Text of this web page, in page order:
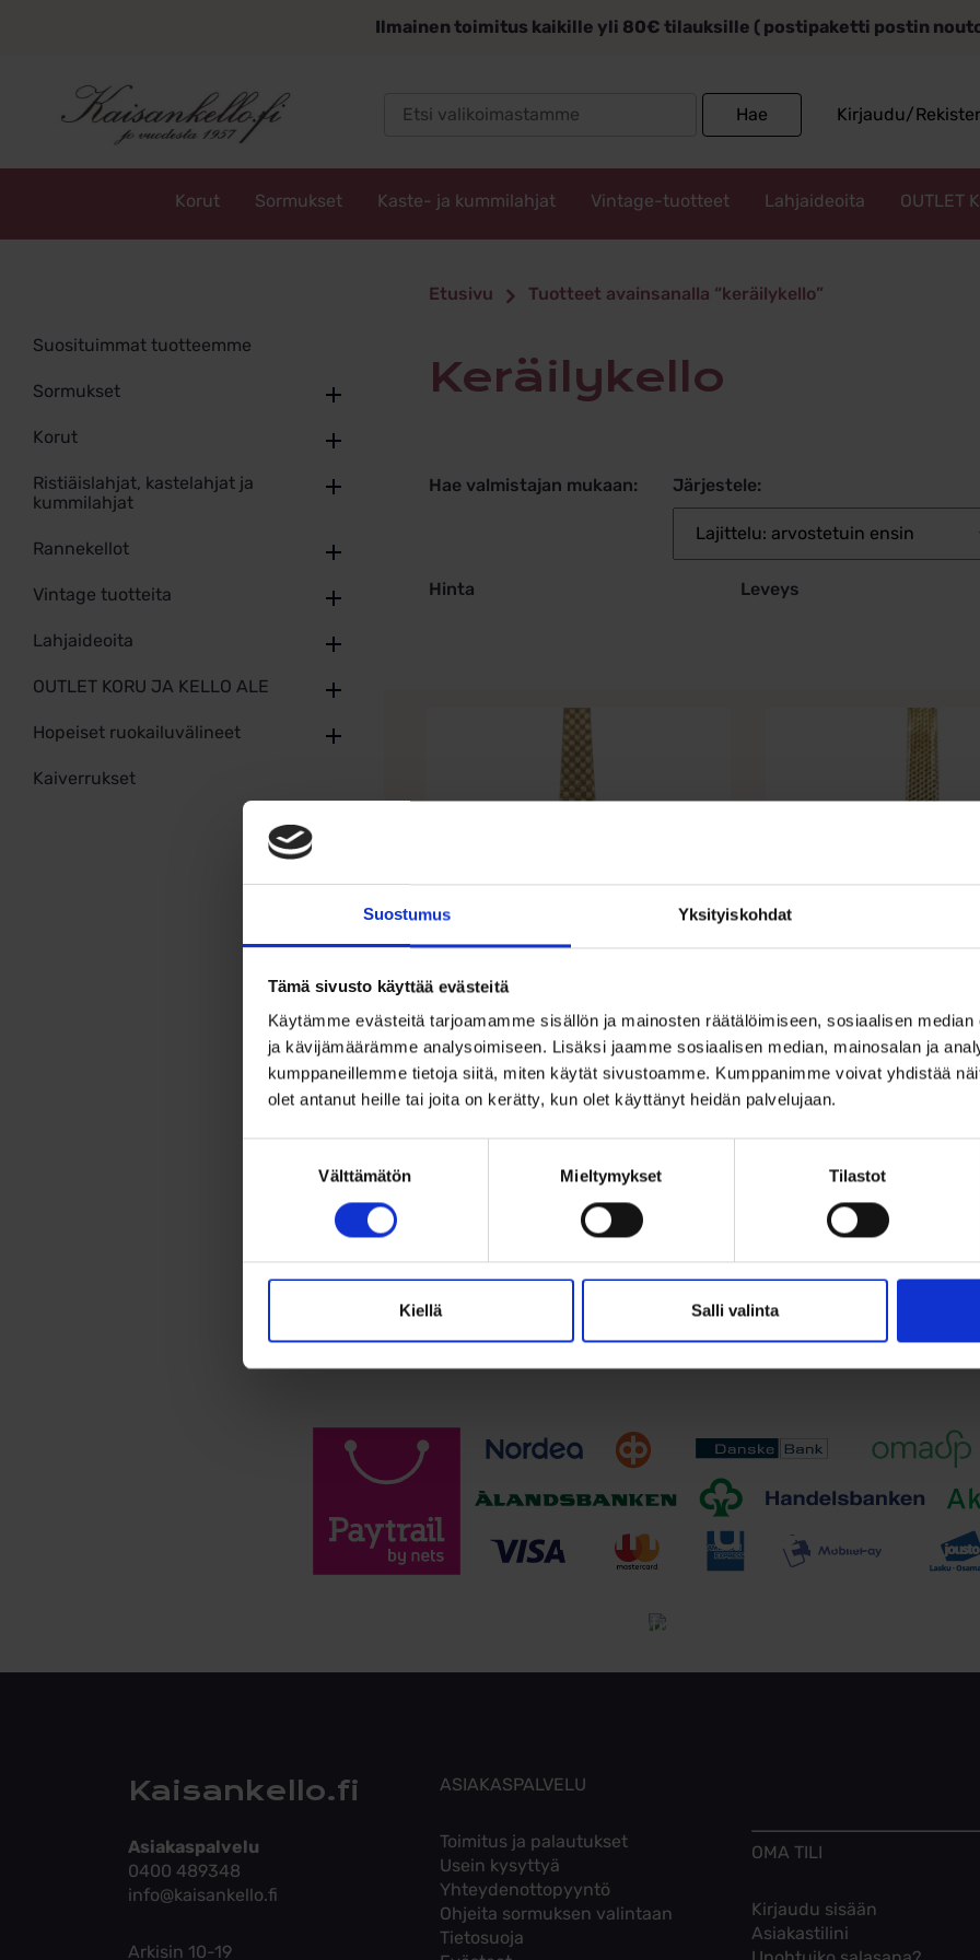
Suostumus Yksityiskohdat
Tämä sivusto käyttää evästeitä
Käytämme evästeitä tarjoamamme sisällön ja mainosten räätälöimiseen, sosiaalisen
ja kävijämäärämme analysoimiseen. Lisäksi jaamme sosiaalisen median, mainosalan ja
kumppaneillemme tietoja siitä, miten käytät sivustoamme. Kumppanimme voivat yhdistää
olet antanut heille tai joita on kerätty, kun olet käyttänyt heidän palvelujaan.
Välttämätön Mieltymykset Tilastot
Kiellä Salli valinta
Ilmainen toimitus kaikille yli 80€ tilauksille ( postipaketti postin
Hae Kirjaudu/
Korut Sormukset Kaste- ja kummilahjat Vintage-tuotteet Lahjaideoita OUTLET
keräilykello
Suosituimmat tuotteemme
Sormukset
Korut
Ristiäislahjat, kastelahjat ja
kummilahjat
Rannekellot
Vintage tuotteita
Lahjaideoita
OUTLET KORU JA KELLO ALE
Hopeiset ruokailuvälineet
Kaiverrukset
Etusivu Tuotteet avainsanalla “keräilykello”
keräilykello
Hae valmistajan mukaan: Järjestele:
Hinta Leveys
Vintage OMEGA
BD711.1656...
4 579,00€
Upea naisten Omega vintage -kultakello
Lisää ostoskoriin
Lisää toivelistalle
kultakello 14k
1970-luku
3 960,00
Upea naisten Movado
Lisää ostoskoriin
Lisää toivelistalle
Toimitusehdot
Tutustu toimitusehtoihin
Kaisankello.fi
Asiakaspalvelu
0400 489348
info@kaisankello.fi
Arkisin 10-19
ASIAKASPALVELU
Toimitus ja palautukset
Usein kysyttyä
Yhteydenottopyyntö
Ohjeita sormuksen valintaan
Tietosuoja
OMA TILI
Kirjaudu sisään
Asiakastilini